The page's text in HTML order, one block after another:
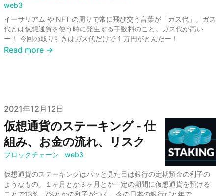
web3
イーサリアム や NFT の周りで常に飛び交う言葉が「ガス代」。ガス
代とは仮想通貨を使う時に発生する手数料のこと。ガス代が高い
ー！ 今回の取り引きはガス代だけで 1 万円がとんだー！
Read more →
Published on
2021年12月12日
仮想通貨のステーキング - 仕
組み、お金の流れ、リスク
ブロックチェーン web3
仮想通貨のステーキングはパッと見た目は銀行の定期預金の利子の
ようなもの。１ヶ月とか３ヶ月とか一定の期間に仮想通貨を預ける
ことで13%、7%とかの利子がつく。今の日本の銀行だと年で